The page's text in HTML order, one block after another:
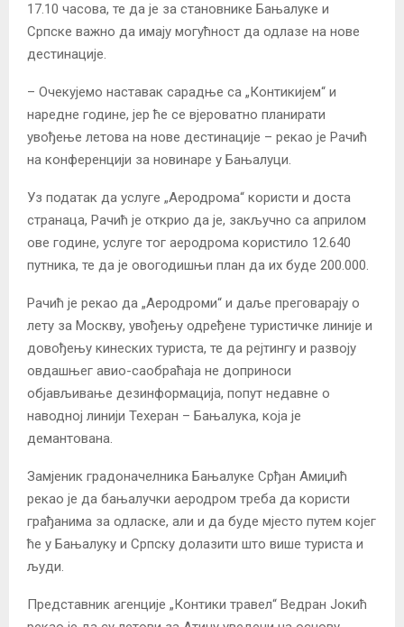
17.10 часова, те да је за становнике Бањалуке и
Српске важно да имају могућност да одлазе на нове
дестинације.
– Очекујемо наставак сарадње са „Контикијем“ и
наредне године, јер ће се вјероватно планирати
увођење летова на нове дестинације – рекао је Рачић
на конференцији за новинаре у Бањалуци.
Уз податак да услуге „Аеродрома“ користи и доста
странаца, Рачић је открио да је, закључно са априлом
ове године, услуге тог аеродрома користило 12.640
путника, те да је овогодишњи план да их буде 200.000.
Рачић је рекао да „Аеродроми“ и даље преговарају о
лету за Москву, увођењу одређене туристичке линије и
довођењу кинеских туриста, те да рејтингу и развоју
овдашњег авио-саобраћаја не доприноси
објављивање дезинформација, попут недавне о
наводној линији Техеран – Бањалука, која је
демантована.
Замјеник градоначелника Бањалуке Срђан Амиџић
рекао је да бањалучки аеродром треба да користи
грађанима за одласке, али и да буде мјесто путем којег
ће у Бањалуку и Српску долазити што више туриста и
људи.
Представник агенције „Контики травел“ Ведран Јокић